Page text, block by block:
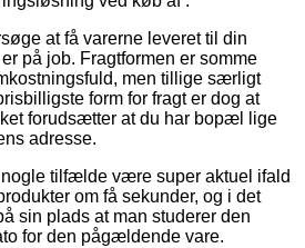
at få varerne leveret til din
på job. Fragtformen er somme
men tillige særligt
form for fragt er dog at
forudsætter at du har bopæl lige
adresse.
tilfælde være super aktuel ifald
om få sekunder, og i det
sin plads at man studerer den
for den pågældende vare.